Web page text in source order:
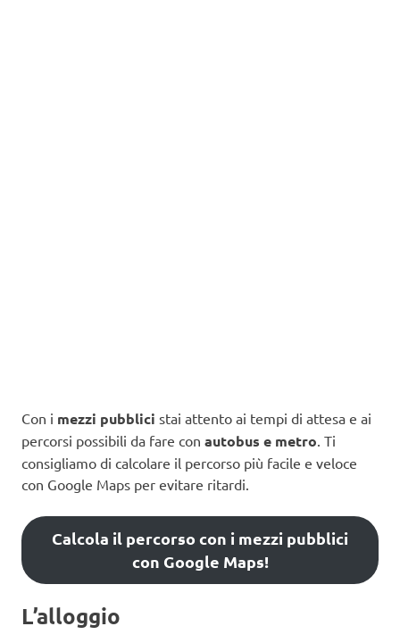
Con i mezzi pubblici stai attento ai tempi di attesa e ai
percorsi possibili da fare con autobus e metro. Ti
consigliamo di calcolare il percorso più facile e veloce
con Google Maps per evitare ritardi.
Calcola il percorso con i mezzi pubblici
con Google Maps!
L’alloggio